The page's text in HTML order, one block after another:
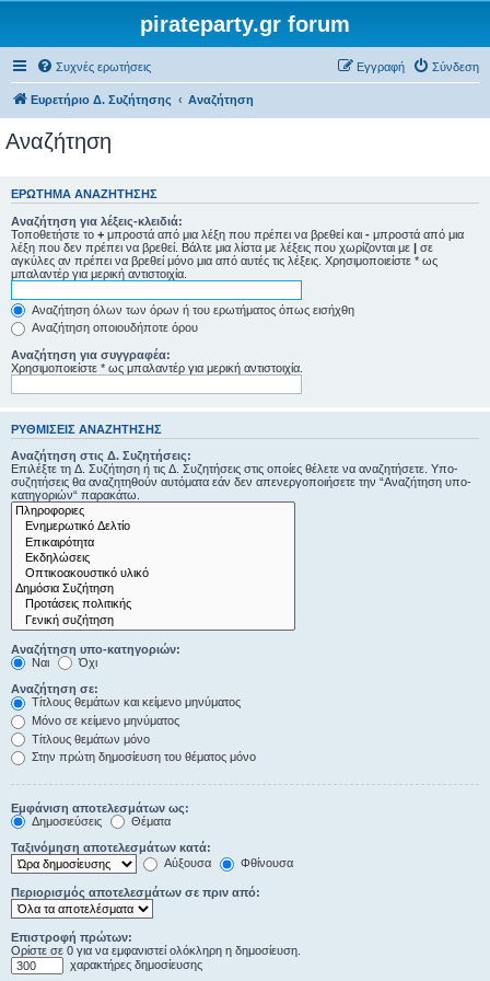
pirateparty.gr forum
Συχνές ερωτήσεις Σύνδεση
Εγγραφή
Ευρετήριο Δ. Συζήτησης Αναζήτηση
Αναζήτηση
ΕΡΏΤΗΜΑ ΑΝΑΖΉΤΗΣΗΣ
Αναζήτηση για λέξεις-κλειδιά:
Τοποθετήστε το + μπροστά από μια λέξη που πρέπει να βρεθεί και - μπροστά από μια
λέξη που δεν πρέπει να βρεθεί. Βάλτε μια λίστα με λέξεις που χωρίζονται με | σε
αγκύλες αν πρέπει να βρεθεί μόνο μια από αυτές τις λέξεις. Χρησιμοποιείστε * ως
μπαλαντέρ για μερική αντιστοιχία.
Αναζήτηση όλων των όρων ή του ερωτήματος όπως εισήχθη
Αναζήτηση οποιουδήποτε όρου
Αναζήτηση για συγγραφέα:
Χρησιμοποιείστε * ως μπαλαντέρ για μερική αντιστοιχία.
ΡΥΘΜΊΣΕΙΣ ΑΝΑΖΉΤΗΣΗΣ
Αναζήτηση στις Δ. Συζητήσεις:
Επιλέξτε τη Δ. Συζήτηση ή τις Δ. Συζητήσεις στις οποίες θέλετε να αναζητήσετε. Υπο-
συζητήσεις θα αναζητηθούν αυτόματα εάν δεν απενεργοποιήσετε την “Αναζήτηση υπο-
κατηγοριών“ παρακάτω.
Αναζήτηση υπο-κατηγοριών:
Ναι
Όχι
Αναζήτηση σε:
Τίτλους θεμάτων και κείμενο μηνύματος
Μόνο σε κείμενο μηνύματος
Τίτλους θεμάτων μόνο
Στην πρώτη δημοσίευση του θέματος μόνο
Εμφάνιση αποτελεσμάτων ως:
Δημοσιεύσεις
Θέματα
Ταξινόμηση αποτελεσμάτων κατά:
Αύξουσα
Φθίνουσα
Περιορισμός αποτελεσμάτων σε πριν από:
Επιστροφή πρώτων:
Ορίστε σε 0 για να εμφανιστεί ολόκληρη η δημοσίευση.
χαρακτήρες δημοσίευσης